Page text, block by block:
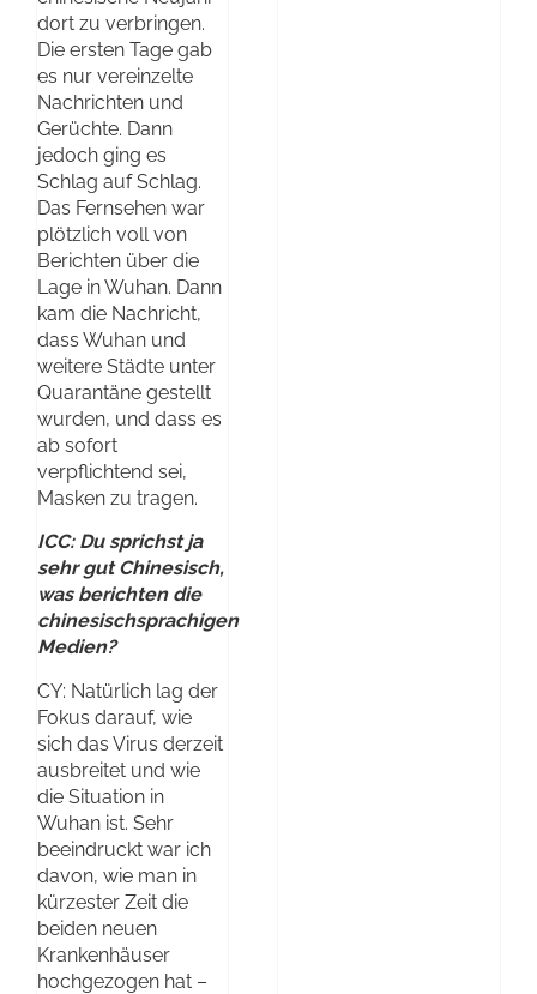
dort zu verbringen.
Die ersten Tage gab
es nur vereinzelte
Nachrichten und
Gerüchte. Dann
jedoch ging es
Schlag auf Schlag.
Das Fernsehen war
plötzlich voll von
Berichten über die
Lage in Wuhan. Dann
kam die Nachricht,
dass Wuhan und
weitere Städte unter
Quarantäne gestellt
wurden, und dass es
ab sofort
verpflichtend sei,
Masken zu tragen.
ICC: Du sprichst ja
sehr gut Chinesisch,
was berichten die
chinesischsprachigen
Medien?
CY: Natürlich lag der
Fokus darauf, wie
sich das Virus derzeit
ausbreitet und wie
die Situation in
Wuhan ist. Sehr
beeindruckt war ich
davon, wie man in
kürzester Zeit die
beiden neuen
Krankenhäuser
hochgezogen hat –